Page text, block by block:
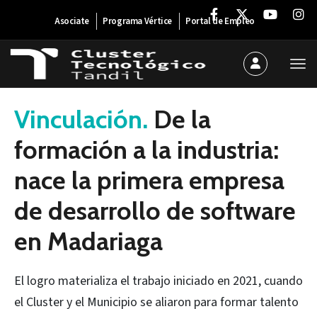
Asociate Programa Vértice Portal de Empleo
12 de diciembre de 2025
Vinculación. De la
formación a la industria:
nace la primera empresa
de desarrollo de software
en Madariaga
El logro materializa el trabajo iniciado en 2021, cuando
el Cluster y el Municipio se aliaron para formar talento